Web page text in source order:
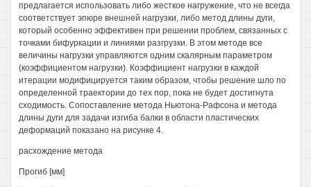
предлагается использовать либо жесткое нагружение, что не всегда
соответствует эпюре внешней нагрузки, либо метод длины дуги,
который особенно эффективен при решении проблем, связанных с
точками бифуркации и линиями разгрузки. В этом методе все
величины нагрузки управляются одним скалярным параметром
(коэффициентом нагрузки). Коэффициент нагрузки в каждой
итерации модифицируется таким образом, чтобы решение шло по
определенной траектории до тех пор, пока не будет достигнута
сходимость. Сопоставление метода Ньютона-Рафсона и метода
длины дуги для задачи изгиба балки в области пластических
деформаций показано на рисунке 4.
расхождение метода
Прогиб [мм]